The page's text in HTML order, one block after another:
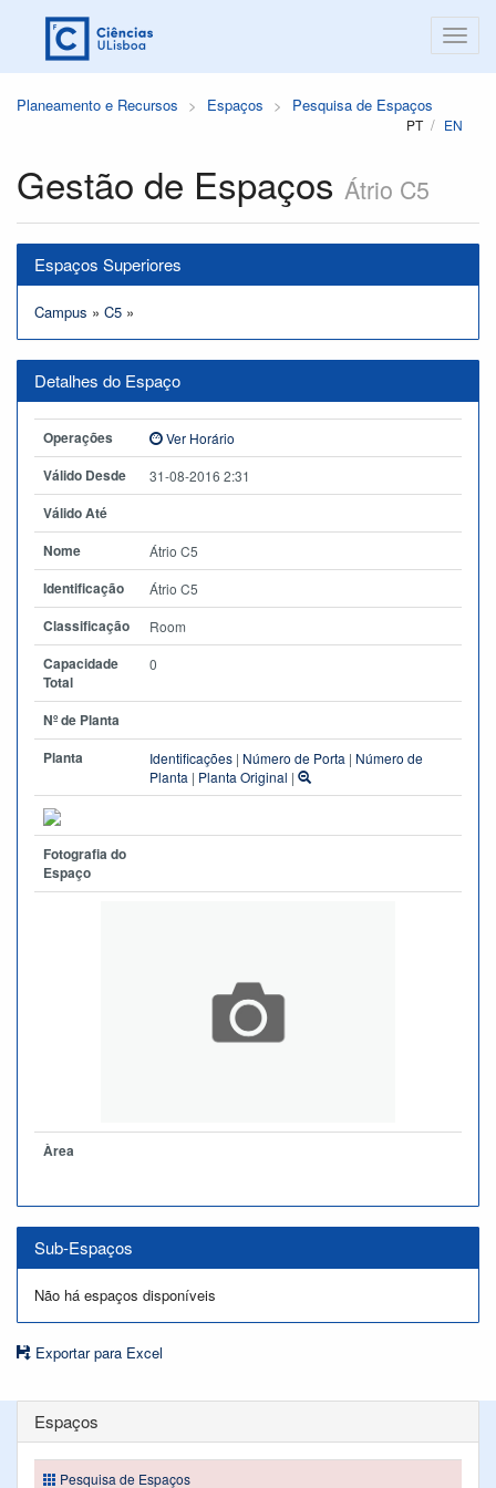
Planeamento e Recursos Espaços Pesquisa de Espaços
PT EN
Gestão de Espaços Átrio C5
Espaços Superiores
Campus » C5 »
Detalhes do Espaço
Operações Ver Horário
Válido Desde 31-08-2016 2:31
Válido Até
Nome
Átrio C5
Identificação Átrio C5
Classificação Room
Capacidade
Total
0
Nº de Planta
Planta
Identificações | Número de Porta | Número de
Planta | Planta Original |
Fotografia do
Espaço
Àrea
Sub-Espaços
Não há espaços disponíveis
Exportar para Excel
Espaços
Pesquisa de Espaços